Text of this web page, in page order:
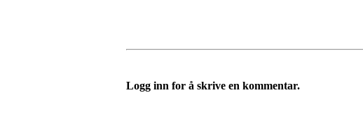
Logg inn for å skrive en kommentar.